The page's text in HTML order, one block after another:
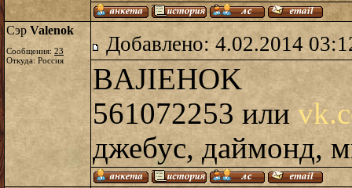
Сэр Valenok
Сообщения: 23
Откуда: Россия
Добавлено: 4.02.2014
BAJIEHOK
561072253 или
джебус, даймонд,